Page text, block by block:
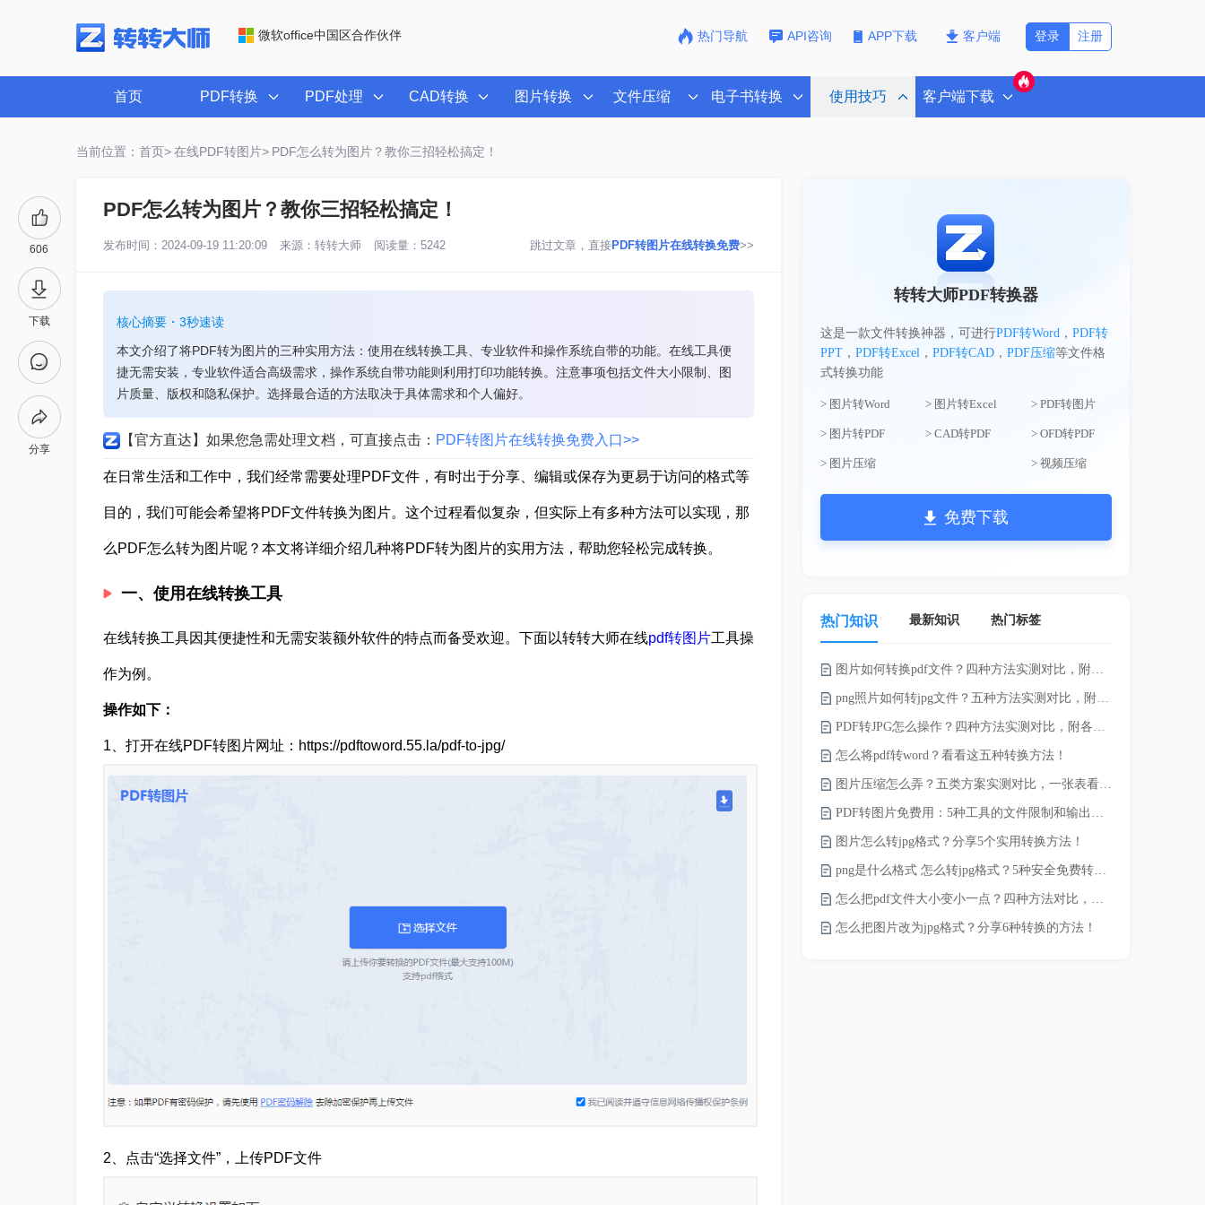
微软office中国区合作伙伴 热门导航 API咨询 APP下载 客户端 注册
登录
首页 PDF转换 PDF处理 CAD转换 图片转换 文件压缩 电子书转换 使用技巧 客户端下载
当前位置：首页> 在线PDF转图片> PDF怎么转为图片？教你三招轻松搞定！
606
下载
分享
PDF怎么转为图片？教你三招轻松搞定！
发布时间：2024-09-19 11:20:09 来源： 转转大师 阅读量：5242 跳过文章，直接PDF转图片在线转换免费>>
核心摘要・3秒速读
本文介绍了将PDF转为图片的三种实用方法：使用在线转换工具、专业软件和操作系统自带的功能。在线工具便
捷无需安装，专业软件适合高级需求，操作系统自带功能则利用打印功能转换。注意事项包括文件大小限制、图
片质量、版权和隐私保护。选择最合适的方法取决于具体需求和个人偏好。
【官方直达】如果您急需处理文档，可直接点击： PDF转图片在线转换免费入口>>
在日常生活和工作中，我们经常需要处理PDF文件，有时出于分享、编辑或保存为更易于访问的格式等
目的，我们可能会希望将PDF文件转换为图片。这个过程看似复杂，但实际上有多种方法可以实现，那
么PDF怎么转为图片呢？本文将详细介绍几种将PDF转为图片的实用方法，帮助您轻松完成转换。
一、使用在线转换工具
在线转换工具因其便捷性和无需安装额外软件的特点而备受欢迎。下面以转转大师在线pdf转图片工具操
作为例。
操作如下：
1、打开在线PDF转图片网址：https://pdftoword.55.la/pdf-to-jpg/
2、点击“选择文件”，上传PDF文件
转转大师PDF转换器
这是一款文件转换神器，可进行PDF转Word， PDF转
PPT， PDF转Excel， PDF转CAD， PDF压缩等文件格
式转换功能
> 图片转Word > 图片转Excel > PDF转图片
> 图片转PDF > CAD转PDF > OFD转PDF
> 图片压缩 > 视频压缩
免费下载
热门知识 最新知识 热门标签
图片如何转换pdf文件？四种方法实测对比，附各场景最优选！
png照片如何转jpg文件？五种方法实测对比，附各场景最优选!！
PDF转JPG怎么操作？四种方法实测对比，附各场景最优选！
怎么将pdf转word？看看这五种转换方法！
图片压缩怎么弄？五类方案实测对比，一张表看懂怎么选！
PDF转图片免费用：5种工具的文件限制和输出质量对比！
图片怎么转jpg格式？分享5个实用转换方法！
png是什么格式 怎么转jpg格式？5种安全免费转换方法全解析！
怎么把pdf文件大小变小一点？四种方法对比，一看就懂！
怎么把图片改为jpg格式？分享6种转换的方法！